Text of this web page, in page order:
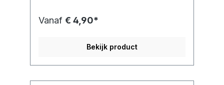
Vanaf € 4,90*
Bekijk product